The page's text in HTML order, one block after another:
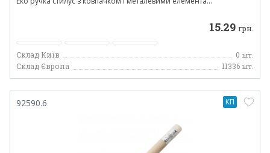
15.29 грн.
Склад Київ 0 шт.
Склад Європа 11336 шт.
92590.6 КП